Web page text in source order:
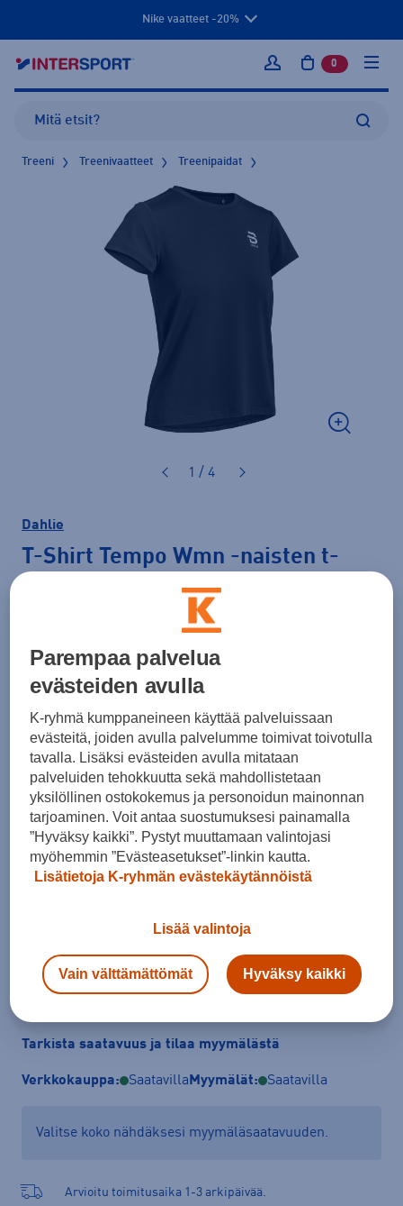
Nike vaatteet -20%
Kirjaudu sisään
0 tuotetta
Treeni Treenivaatteet Treenipaidat
1 / 4
Dahlie
T-Shirt Tempo Wmn -naisten t-
Väri Musta
Koko
XS S M L XL
Kokotaulukko
Lisää ostoskoriin
Tarkista saatavuus ja tilaa myymälästä
Verkkokauppa: Saatavilla Myymälät: Saatavilla
Valitse koko nähdäksesi myymäläsaatavuuden.
Arvioitu toimitusaika 1-3 arkipäivää.
Parempaa palvelua
evästeiden avulla
K-ryhmä kumppaneineen käyttää palveluissaan
evästeitä, joiden avulla palvelumme toimivat toivotulla
tavalla. Lisäksi evästeiden avulla mitataan
palveluiden tehokkuutta sekä mahdollistetaan
yksilöllinen ostokokemus ja personoidun mainonnan
tarjoaminen. Voit antaa suostumuksesi painamalla
”Hyväksy kaikki”. Pystyt muuttamaan valintojasi
myöhemmin ”Evästeasetukset”-linkin kautta.
Lisätietoja K-ryhmän evästekäytännöistä
Lisää valintoja
Vain välttämättömät Hyväksy kaikki